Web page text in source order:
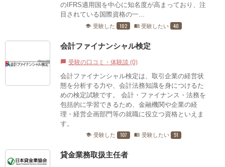
のIFRS適用国を中心に知名度が高まっており、注
目されている国際資格の一...
school 受験した 102 menu_book 受験したい 40
会計ファイナンシャル検定
chat_bubble 受験の口コミ・体験談 (0)
会計ファイナンシャル検定は、取引企業の経営状
態を分析する力や、会計法務知識を身につけるた
めの検定試験です。 会計・ファイナンス・法務を
包括的に学習できるため、金融機関や企業の経
理・経営企画部門等の就職に役立つ資格といえま
す。
school 受験した 107 menu_book 受験したい 51
貸金業務取扱主任者